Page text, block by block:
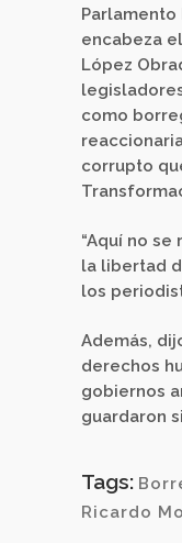
encabeza
López
como
corrupto
“Aquí no
la libertad
los
Además,
derechos
gobiernos
guardaron
Tags:
Ricardo